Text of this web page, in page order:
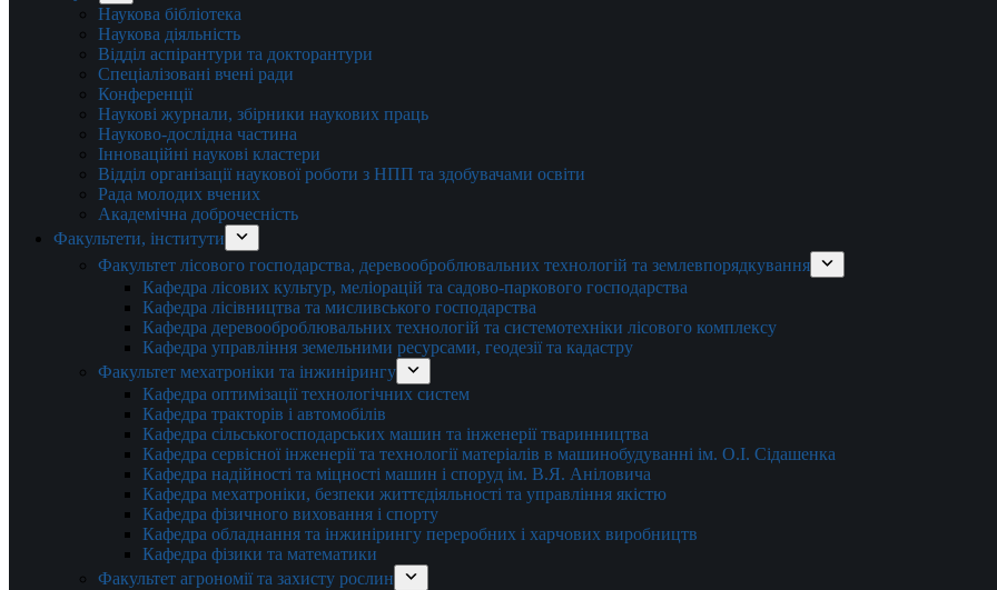
Наукова бібліотека
Наукова діяльність
Відділ аспірантури та докторантури
Спеціалізовані вчені ради
Конференції
Наукові журнали, збірники наукових праць
Науково-дослідна частина
Інноваційні наукові кластери
Відділ організації наукової роботи з НПП та здобувачами освіти
Рада молодих вчених
Академічна доброчесність
Факультети, інститути
Факультет лісового господарства, деревооброблювальних технологій та землевпорядкування
Кафедра лісових культур, меліорацій та садово-паркового господарства
Кафедра лісівництва та мисливського господарства
Кафедра деревооброблювальних технологій та системотехніки лісового комплексу
Кафедра управління земельними ресурсами, геодезії та кадастру
Факультет мехатроніки та інжинірингу
Кафедра оптимізації технологічних систем
Кафедра тракторів і автомобілів
Кафедра сільськогосподарських машин та інженерії тваринництва
Кафедра cервісної інженерії та технології матеріалів в машинобудуванні ім. О.І. Сідашенка
Кафедра надійності та міцності машин і споруд ім. В.Я. Аніловича
Кафедра мехатроніки, безпеки життєдіяльності та управління якістю
Кафедра фізичного виховання і спорту
Кафедра обладнання та інжинірингу переробних і харчових виробництв
Кафедра фізики та математики
Факультет агрономії та захисту рослин